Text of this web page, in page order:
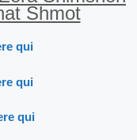
Shmot
qui
qui
qui